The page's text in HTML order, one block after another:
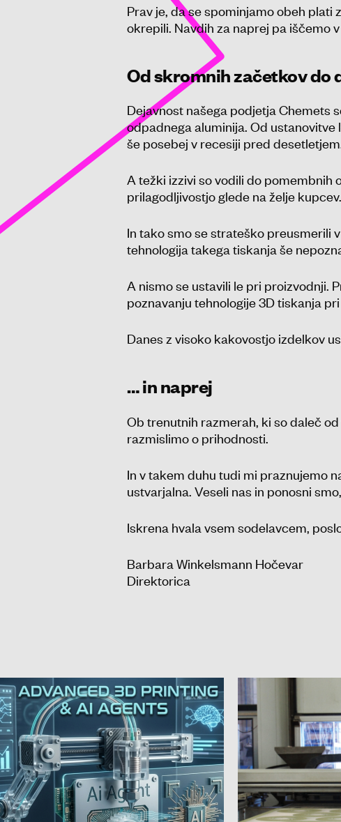
Prav je, da se spominjamo obeh plati
okrepili. Navdih za naprej pa iščemo
Od skromnih začetkov do
Dejavnost našega podjetja Chemets
odpadnega aluminija. Od
še posebej v recesiji pred
A težki izzivi so vodili do pomembnih
prilagodljivostjo glede na želje kupcev.
In tako smo se strateško preusmerili
tehnologija takega tiskanja še
A nismo se ustavili le pri proizvodnji.
poznavanju tehnologije 3D tiskanja
Danes z visoko kakovostjo izdelkov
… in naprej
Ob trenutnih razmerah, ki so daleč
razmislimo o prihodnosti.
In v takem duhu tudi mi praznujemo
ustvarjalna. Veseli nas in ponosni
Iskrena hvala vsem sodelavcem,
Barbara Winkelsmann Hočevar
Direktorica